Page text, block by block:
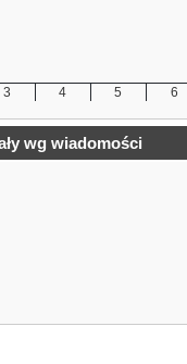
3 4 5 6
wg wiadomości